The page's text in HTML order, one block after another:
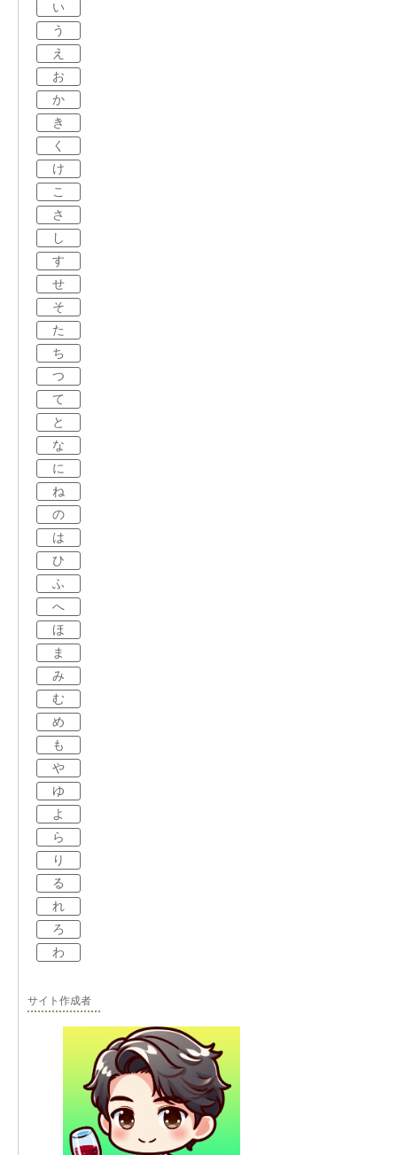
い
う
え
お
か
き
く
け
こ
さ
し
す
せ
そ
た
ち
つ
て
と
な
に
ね
の
は
ひ
ふ
へ
ほ
ま
み
む
め
も
や
ゆ
よ
ら
り
る
れ
ろ
わ
サイト作成者